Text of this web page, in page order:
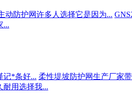
动防护网许多人选择它是因为...
...
记*条好... 柔性堤坡防护网生产厂家
耐用选择我...